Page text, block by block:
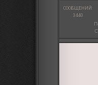
СООБЩЕНИЙ:
3440